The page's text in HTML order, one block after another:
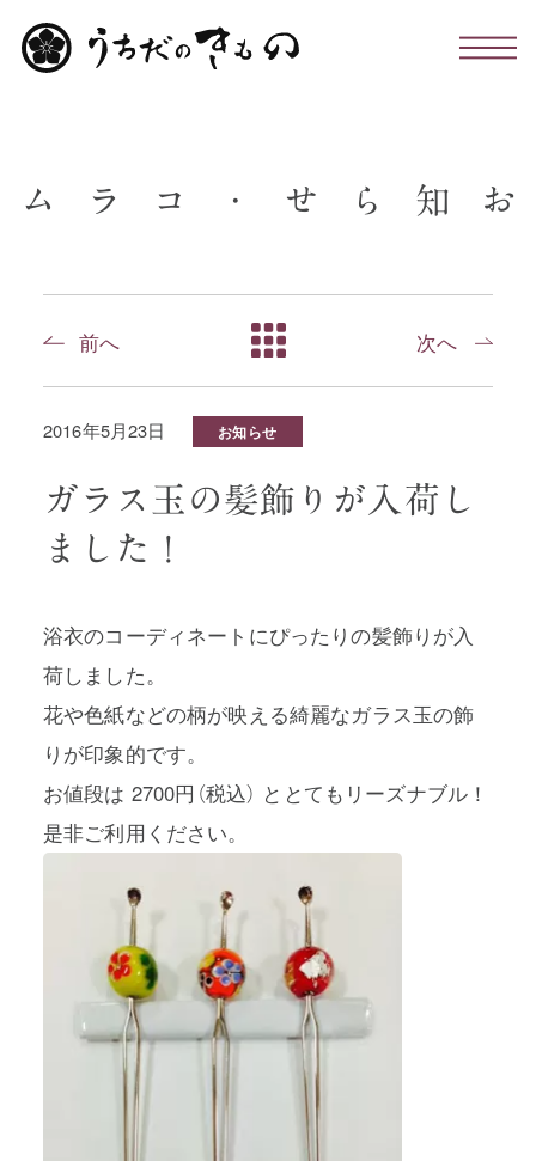
店舗のこと
お知らせ・コラム
プライバシーポリシー
特定商取引法に基づく表記
利用規約
お
知
ら
せ
・
コ
ラ
ム
前へ 次へ
2016年5月23日 お知らせ
ガラス玉の髪飾りが入荷し
ました！
浴衣のコーディネートにぴったりの髪飾りが入
荷しました。
花や色紙などの柄が映える綺麗なガラス玉の飾
りが印象的です。
お値段は 2700円（税込） ととてもリーズナブル！
是非ご利用ください。